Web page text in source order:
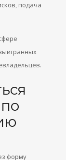
подача
форму